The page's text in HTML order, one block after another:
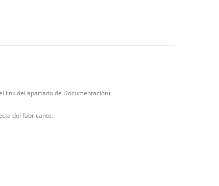
link del apartado de Documentación).
del fabricante.